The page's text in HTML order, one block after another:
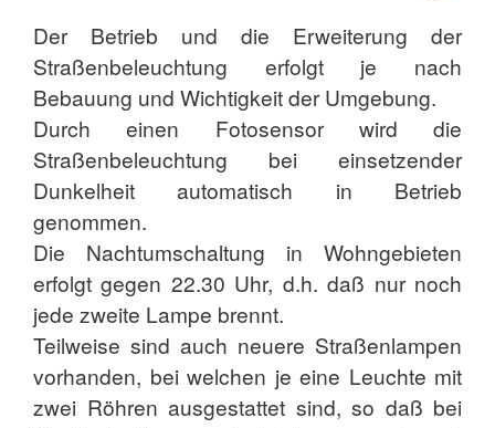
Der Betrieb und die Erweiterung der
Straßenbeleuchtung erfolgt je nach
Bebauung und Wichtigkeit der Umgebung.
Durch einen Fotosensor wird die
Straßenbeleuchtung bei einsetzender
Dunkelheit automatisch in Betrieb
genommen.
Die Nachtumschaltung in Wohngebieten
erfolgt gegen 22.30 Uhr, d.h. daß nur noch
jede zweite Lampe brennt.
Teilweise sind auch neuere Straßenlampen
vorhanden, bei welchen je eine Leuchte mit
zwei Röhren ausgestattet sind, so daß bei